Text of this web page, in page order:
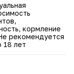
кормление
рекомендуется
18 лет